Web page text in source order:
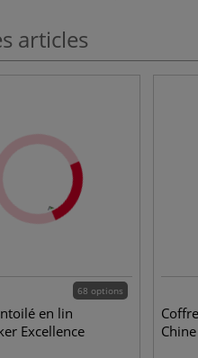
articles
68 options
en lin
Excellence
Chine